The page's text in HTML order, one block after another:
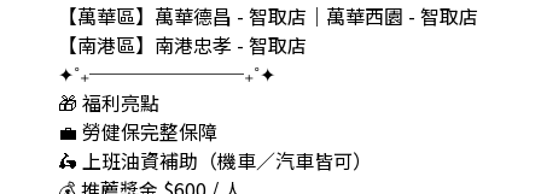
【萬華區】萬華德昌 - 智取店｜萬華西園 - 智取店
【南港區】南港忠孝 - 智取店
✦˚₊────────₊˚✦
🎁 福利亮點
💼 勞健保完整保障
🛵 上班油資補助（機車／汽車皆可）